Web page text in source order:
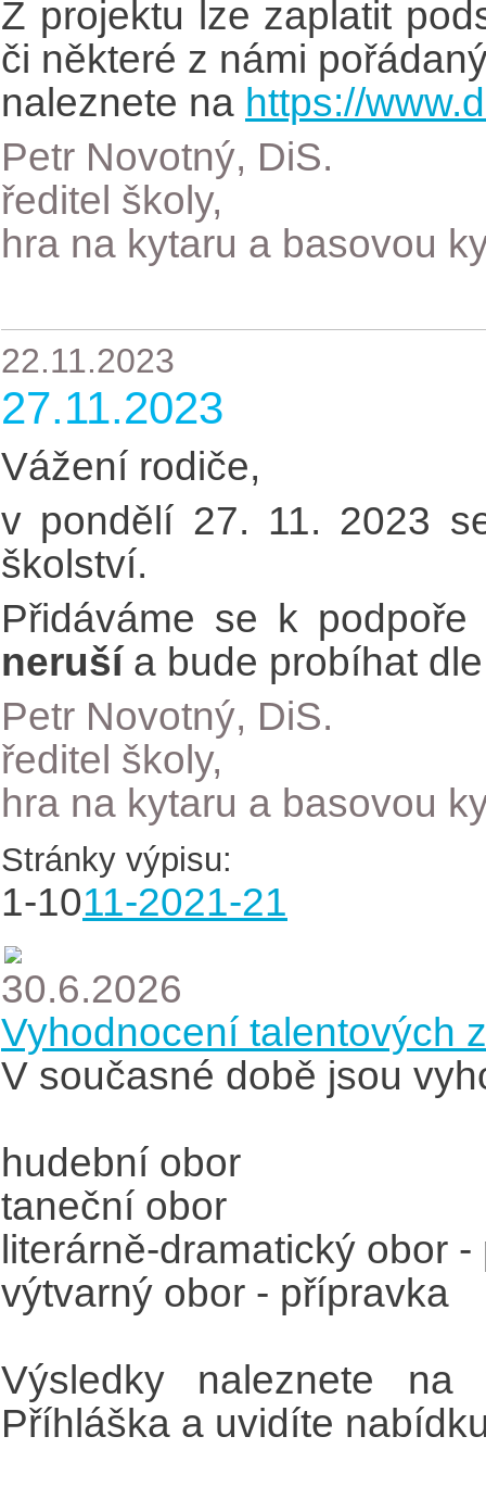
Z projektu lze zaplatit
či některé z námi
naleznete na https://
Petr Novotný, DiS.
ředitel školy,
hra na kytaru a basovou
22.11.2023
27.11.2023
Vážení rodiče,
v pondělí 27. 11. 2023
školství.
Přidáváme se k
nerušía bude probíhat
Petr Novotný, DiS.
ředitel školy,
hra na kytaru a basovou
Stránky výpisu:
1-1011-2021-21
30.6.2026
Vyhodnocení talentových
V současné době jsou
hudební obor
taneční obor
literárně-dramatický obor
výtvarný obor - přípravka
Výsledky naleznete na
Příhláška a uvidíte